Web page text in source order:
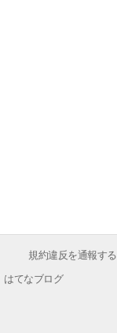
規約違反を通報する
はてなブログ